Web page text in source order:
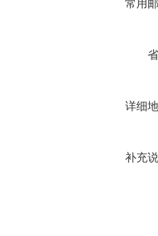
常用
详细
补充